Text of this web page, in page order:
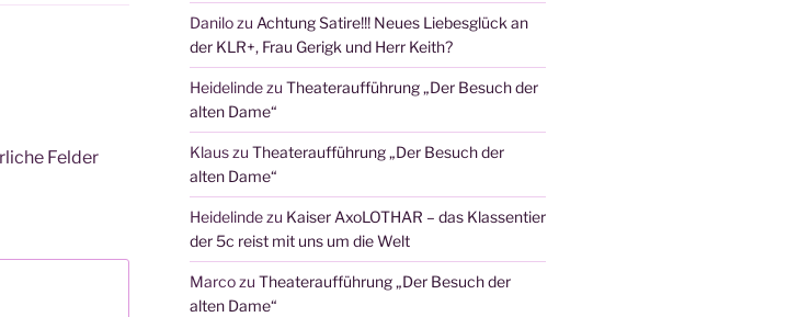
Felder
Danilozu Achtung Satire!!! Neues Liebesglück an
der KLR+, Frau Gerigk und Herr Keith?
Heidelindezu Theateraufführung „Der Besuch der
alten Dame“
Klauszu Theateraufführung „Der Besuch der
alten Dame“
Heidelindezu Kaiser AxoLOTHAR – das Klassentier
der 5c reist mit uns um die Welt
Marcozu Theateraufführung „Der Besuch der
alten Dame“